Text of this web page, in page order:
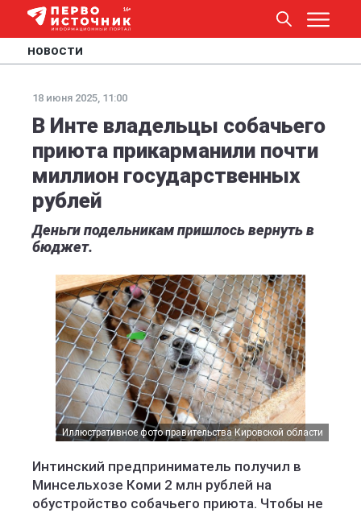
НОВОСТИ
18 июня 2025, 11:00
В Инте владельцы собачьего
приюта прикарманили почти
миллион государственных
рублей
Деньги подельникам пришлось вернуть в
бюджет.
Иллюстративное фото правительства Кировской области
Интинский предприниматель получил в
Минсельхозе Коми 2 млн рублей на
обустройство собачьего приюта. Чтобы не